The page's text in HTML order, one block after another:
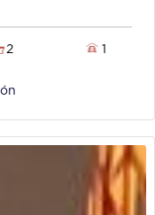
cerca de
con ascensor,
2 1